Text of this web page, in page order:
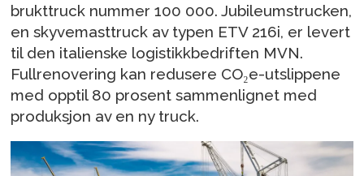
brukttruck nummer 100 000. Jubileumstrucken,
en skyvemasttruck av typen ETV 216i, er levert
til den italienske logistikkbedriften MVN.
Fullrenovering kan redusere CO₂e-utslippene
med opptil 80 prosent sammenlignet med
produksjon av en ny truck.